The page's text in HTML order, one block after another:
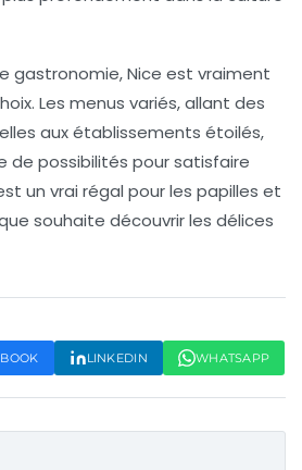
gastronomie, Nice est vraiment
Les menus variés, allant des
aux établissements étoilés,
de possibilités pour satisfaire
un vrai régal pour les papilles et
souhaite découvrir les délices
LINKEDIN WHATSAPP